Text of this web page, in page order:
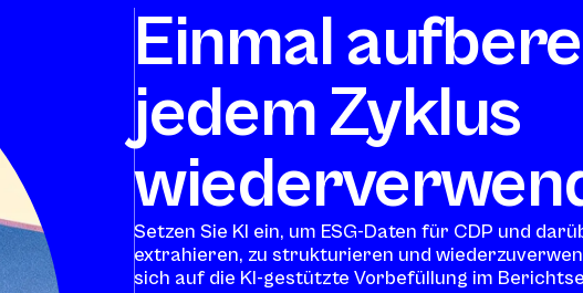
Einmal
jedem Zyklus
Setzen Sie KI ein, um ESG-Daten für CDP und
extrahieren, zu strukturieren und
sich auf die KI-gestützte Vorbefüllung im